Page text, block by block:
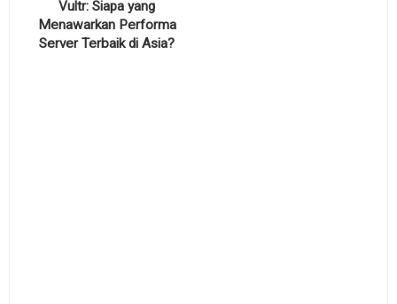
Vultr: Siapa yang
Menawarkan Performa
Server Terbaik di Asia?